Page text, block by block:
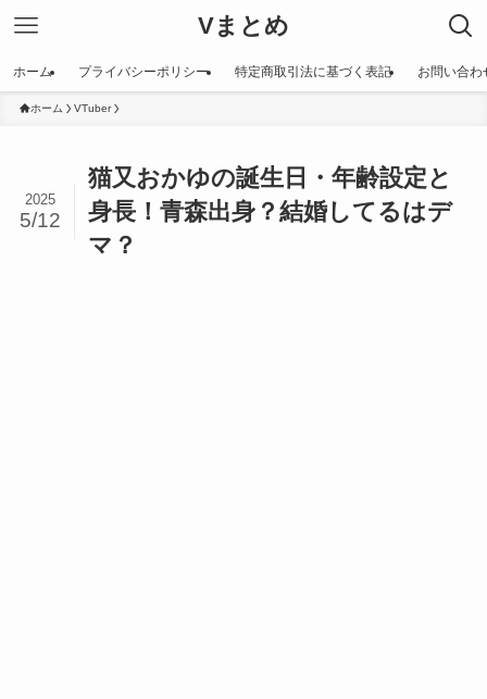
Vまとめ
ホーム プライバシーポリシー 特定商取引法に基づく表記 お問い合わ
ホーム VTuber
猫又おかゆの誕生日・年齢設定と
身長！青森出身？結婚してるはデ
マ？
2025
5/12